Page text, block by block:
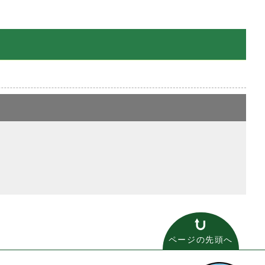
ページの先頭へ